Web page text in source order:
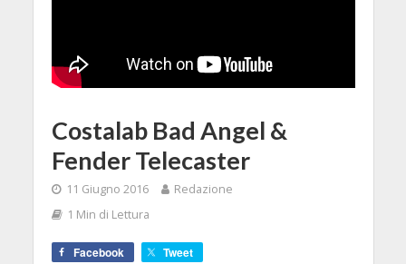
Costalab Bad Angel &
Fender Telecaster
11 Giugno 2016
Redazione
1 Min di Lettura
Facebook Tweet